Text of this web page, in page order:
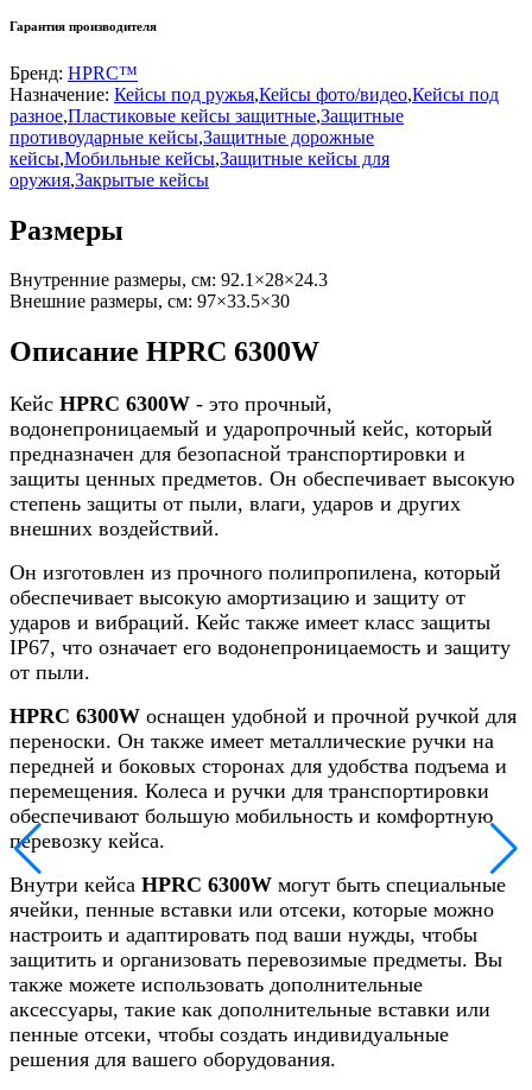
Гарантия производителя
Бренд: HPRC™
Назначение: Кейсы под ружья,Кейсы фото/видео,Кейсы под
разное,Пластиковые кейсы защитные,Защитные
противоударные кейсы,Защитные дорожные
кейсы,Мобильные кейсы,Защитные кейсы для
оружия,Закрытые кейсы
Размеры
Внутренние размеры, см: 92.1×28×24.3
Внешние размеры, см: 97×33.5×30
Описание HPRC 6300W
Кейс HPRC 6300W - это прочный,
водонепроницаемый и ударопрочный кейс, который
предназначен для безопасной транспортировки и
защиты ценных предметов. Он обеспечивает высокую
степень защиты от пыли, влаги, ударов и других
внешних воздействий.
Он изготовлен из прочного полипропилена, который
обеспечивает высокую амортизацию и защиту от
ударов и вибраций. Кейс также имеет класс защиты
IP67, что означает его водонепроницаемость и защиту
от пыли.
HPRC 6300W оснащен удобной и прочной ручкой для
переноски. Он также имеет металлические ручки на
передней и боковых сторонах для удобства подъема и
перемещения. Колеса и ручки для транспортировки
обеспечивают большую мобильность и комфортную
перевозку кейса.
Внутри кейса HPRC 6300W могут быть специальные
ячейки, пенные вставки или отсеки, которые можно
настроить и адаптировать под ваши нужды, чтобы
защитить и организовать перевозимые предметы. Вы
также можете использовать дополнительные
аксессуары, такие как дополнительные вставки или
пенные отсеки, чтобы создать индивидуальные
решения для вашего оборудования.